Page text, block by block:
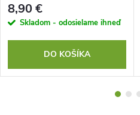
gél
8,90 €
Skladom - odosielame ihneď
DO KOŠÍKA